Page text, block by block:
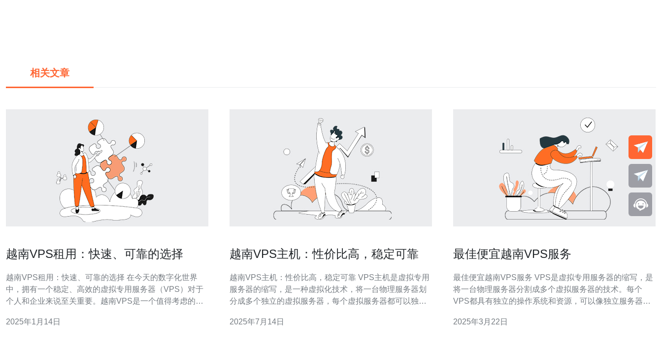
相关文章
越南VPS租用：快速、可靠的选择
越南VPS租用：快速、可靠的选择 在今天的数字化世界
中，拥有一个稳定、高效的虚拟专用服务器（VPS）对于
个人和企业来说至关重要。越南VPS是一个值得考虑的选
越南VPS提供了快速的网络连接，这对于网站的加载速度
2025年1月14日
越南VPS主机：性价比高，稳定可靠
越南VPS主机：性价比高，稳定可靠 VPS主机是虚拟专用
服务器的缩写，是一种虚拟化技术，将一台物理服务器划
分成多个独立的虚拟服务器，每个虚拟服务器都可以独立
和隔离性，用户可以享受到接近独立服务器的性能和灵活
2025年7月14日
最佳便宜越南VPS服务
最佳便宜越南VPS服务 VPS是虚拟专用服务器的缩写，是
将一台物理服务器分割成多个虚拟服务器的技术。每个
VPS都具有独立的操作系统和资源，可以像独立服务器一
地理位置优势：越南位于东南亚，与中国接壤，具有优越
2025年3月22日